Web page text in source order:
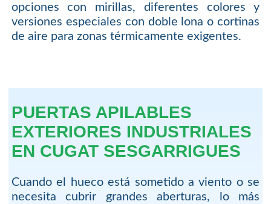
opciones con mirillas, diferentes colores y
versiones especiales con doble lona o cortinas
de aire para zonas térmicamente exigentes.
PUERTAS APILABLES
EXTERIORES INDUSTRIALES
EN CUGAT SESGARRIGUES
Cuando el hueco está sometido a viento o se
necesita cubrir grandes aberturas, lo más